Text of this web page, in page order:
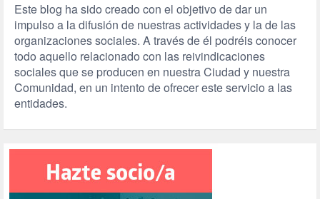
Este blog ha sido creado con el objetivo de dar un
impulso a la difusión de nuestras actividades y la de las
organizaciones sociales. A través de él podréis conocer
todo aquello relacionado con las reivindicaciones
sociales que se producen en nuestra Ciudad y nuestra
Comunidad, en un intento de ofrecer este servicio a las
entidades.